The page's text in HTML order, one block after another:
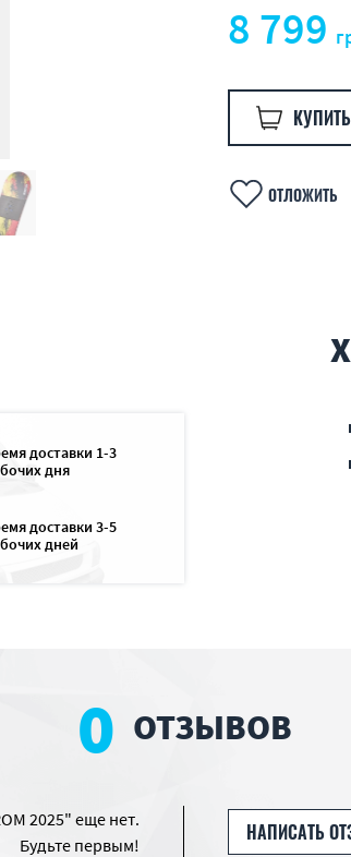
8 799
КУПИТЬ
ОТЛОЖИТЬ
доставки 1-3
дня
доставки 3-5
дней
0 ОТЗЫВОВ
2025" еще нет.
Будьте первым!
НАПИСАТЬ